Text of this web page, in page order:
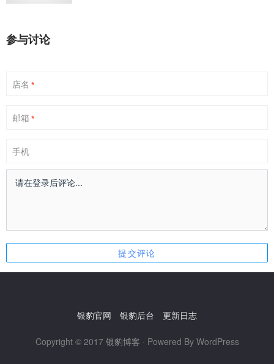
参与讨论
店名 *
邮箱 *
手机
银豹官网 银豹后台 更新日志
Copyright © 2017 银豹博客 · Powered By WordPress